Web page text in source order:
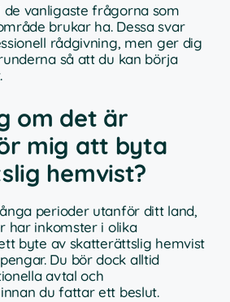
de vanligaste frågorna som
brukar ha. Dessa svar
rådgivning, men ger dig
så att du kan börja
om det är
mig att byta
hemvist?
perioder utanför ditt land,
har inkomster i olika
byte av skatterättslig hemvist
Du bör dock alltid
avtal och
du fattar ett beslut.